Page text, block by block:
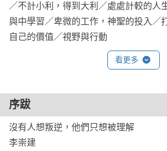
／不計小利，得到大利／處處計較的人
與中學習／卑微的工作，神聖的投入／
自己的價值／視野與行動
看更多
序跋
沒有人想叛逆，他們只想被理解
李崇建